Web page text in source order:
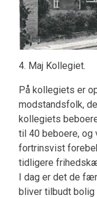
4. Maj Kollegiet.
På kollegiets er
modstandsfolk,
kollegiets
til 40 beboere,
fortrinsvist
tidligere
I dag er det de
bliver tilbudt bolig